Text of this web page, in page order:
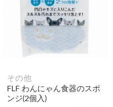
その他
FLF わんにゃん食器のスポ
ンジ(2個入)